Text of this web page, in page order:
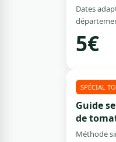
Dates
5€
SPÉCIAL
Guide
de
Méthode